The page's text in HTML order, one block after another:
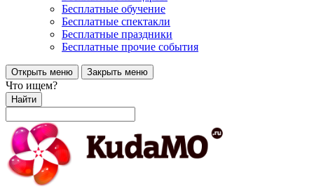
Бесплатные обучение
Бесплатные спектакли
Бесплатные праздники
Бесплатные прочие события
Открыть меню Закрыть меню
Что ищем?
Найти